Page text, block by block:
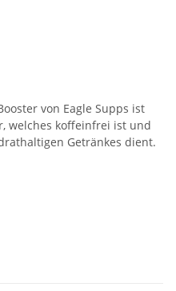
von Eagle Supps ist
welches koffeinfrei ist und
Getränkes dient.